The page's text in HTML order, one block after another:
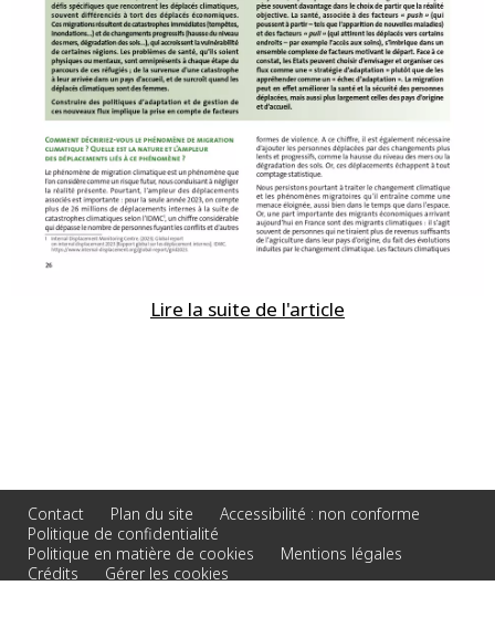
Lire la suite de l'article
Contact Plan du site
Accessibilité : non conforme
Politique de confidentialité
Politique en matière de cookies
Mentions légales
Crédits
Gérer les cookies